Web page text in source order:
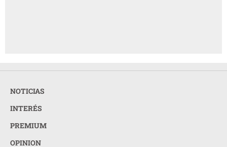
NOTICIAS
INTERÉS
PREMIUM
OPINION